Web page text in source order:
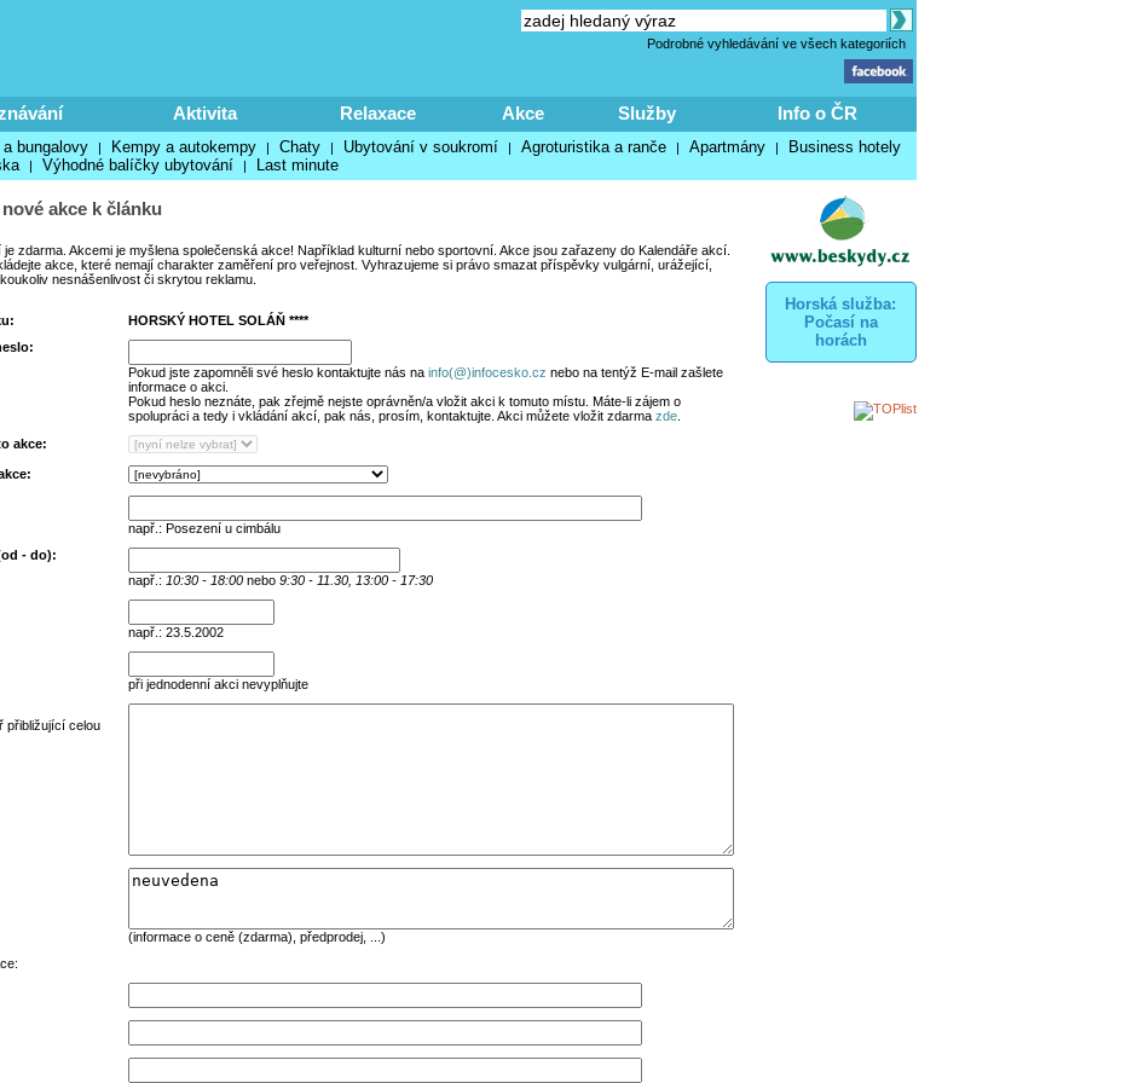
Podrobné vyhledávání ve všech kategoriích
Aktivita Relaxace Akce Služby Info o ČR
bungalovy | Kempy a autokempy | Chaty | Ubytování v soukromí | Agroturistika a ranče | Apartmány | Business hotely
| Výhodné balíčky ubytování | Last minute
Horská služba:
Počasí na
horách
akce k článku
zdarma. Akcemi je myšlena společenská akce! Například kulturní nebo sportovní. Akce jsou zařazeny do Kalendáře akcí.
akce, které nemají charakter zaměření pro veřejnost. Vyhrazujeme si právo smazat příspěvky vulgární, urážející,
nesnášenlivost či skrytou reklamu.
HORSKÝ HOTEL SOLÁŇ ****
Pokud jste zapomněli své heslo kontaktujte nás na info(@)infocesko.cz nebo na tentýž E-mail zašlete
informace o akci.
Pokud heslo neznáte, pak zřejmě nejste oprávněn/a vložit akci k tomuto místu. Máte-li zájem o
spolupráci a tedy i vkládání akcí, pak nás, prosím, kontaktujte. Akci můžete vložit zdarma zde.
akce:
např.: Posezení u cimbálu
- do):
např.: 10:30 - 18:00nebo 9:30 - 11.30, 13:00 - 17:30
např.: 23.5.2002
při jednodenní akci nevyplňujte
přibližující celou
(informace o ceně (zdarma), předprodej, ...)